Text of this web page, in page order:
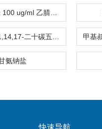
氨钠盐
快速导航